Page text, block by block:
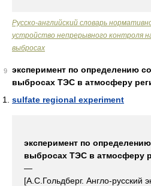
Русско-английский словарь
устройство непрерывного контроля
выбросах
9
эксперимент по определению
выбросах ТЭС в атмосферу
sulfate regional experiment
эксперимент по
выбросах ТЭС в атмосферу
—
[А.С.Гольдберг. Англо-русский